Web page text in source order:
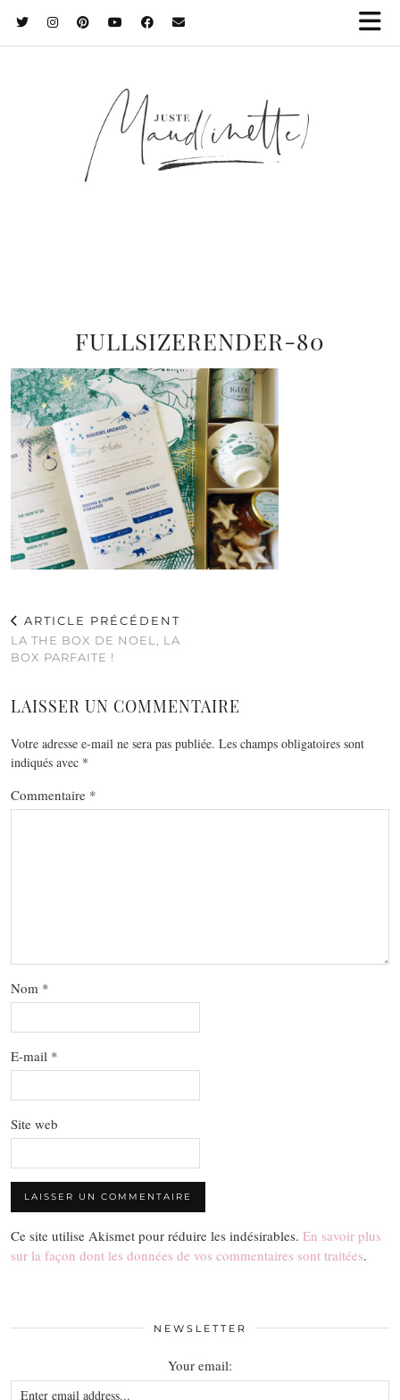
FULLSIZERENDER-80
ARTICLE PRÉCÉDENT
LA THE BOX DE NOEL, LA
BOX PARFAITE !
LAISSER UN COMMENTAIRE
Votre adresse e-mail ne sera pas publiée. Les champs obligatoires sont
indiqués avec *
Commentaire *
Nom *
E-mail *
Site web
Ce site utilise Akismet pour réduire les indésirables. En savoir plus
sur la façon dont les données de vos commentaires sont traitées.
NEWSLETTER
Your email: